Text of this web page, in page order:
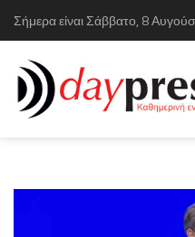
Σήμερα είναι Σάββατο, 8